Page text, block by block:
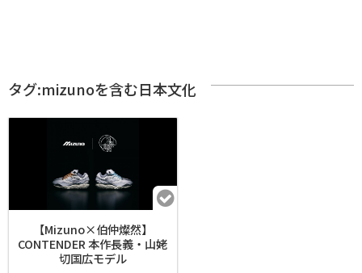
タグ:mizunoを含む日本文化
【Mizuno×伯仲燦然】
CONTENDER 本作長義・山姥
切国広モデル